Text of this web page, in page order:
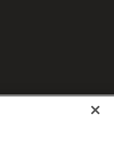
| New York